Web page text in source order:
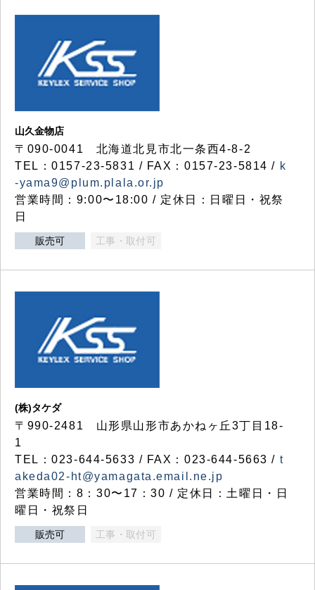
山久金物店
〒090-0041 北海道北見市北一条西4-8-2
TEL：0157-23-5831 / FAX：0157-23-5814 / k
-yama9@plum.plala.or.jp
営業時間：9:00〜18:00 / 定休日：日曜日・祝祭
日
販売可 工事・取付可
(株)タケダ
〒990-2481 山形県山形市あかねヶ丘3丁目18-
1
TEL：023-644-5633 / FAX：023-644-5663 / t
akeda02-ht@yamagata.email.ne.jp
営業時間：8：30〜17：30 / 定休日：土曜日・日
曜日・祝祭日
販売可 工事・取付可